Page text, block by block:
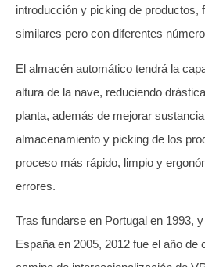
introducción y picking de productos,
similares pero con diferentes
El almacén automático tendrá la
altura de la nave, reduciendo
planta, además de mejorar
almacenamiento y picking de los
proceso más rápido, limpio y
errores.
Tras fundarse en Portugal en 1993,
España en 2005, 2012 fue el año de